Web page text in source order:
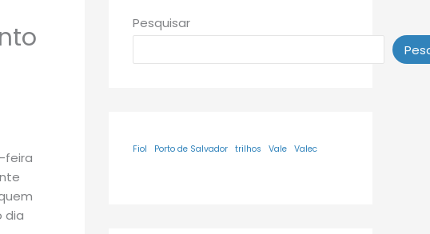
feira
dia
Pesquisar
Fiol Porto de Salvador trilhos Vale Valec